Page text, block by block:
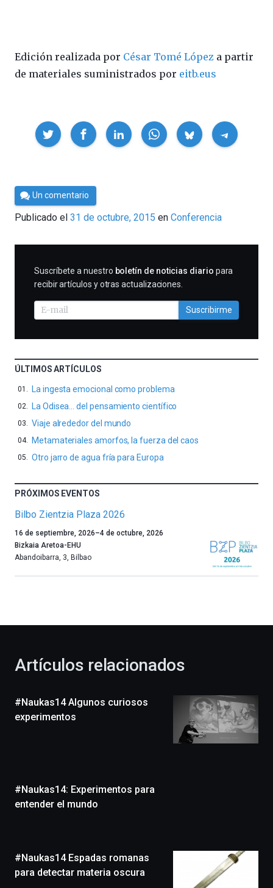
Edición realizada por César Tomé López a partir
de materiales suministrados por eitb.eus
Compartir
Por
César
Tomé
Un comentario
Publicado el 31 de octubre, 2015 en Conferencia
SUSCRIBIRME
Suscríbete a nuestro boletín de noticias diario para
recibir artículos y otras actualizaciones.
Suscribirme
ÚLTIMOS ARTÍCULOS
La ingesta emocional como problema
La Odisea… del pensamiento científico
Viaje alrededor del mundo
Metamateriales amorfos, la fuerza del caos
Otro jarro de agua fría para Europa
PRÓXIMOS EVENTOS
Bilbo Zientzia Plaza 2026
Un
año
más,
celebración
novena
edición
un
festival
de
monólogos,
16 de septiembre, 2026–4 de octubre, 2026
Bizkaia Aretoa-EHU
Abandoibarra, 3, Bilbao
Artículos relacionados
#Naukas14 Algunos curiosos
experimentos
#Naukas14: Experimentos para
entender el mundo
#Naukas14 Espadas romanas
para detectar materia oscura